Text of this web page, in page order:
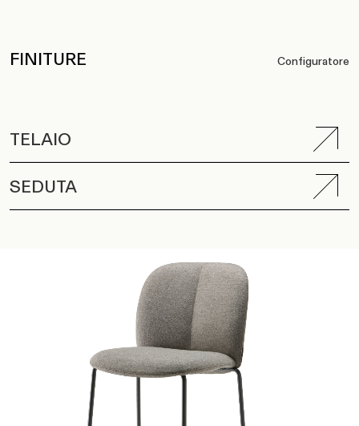
FINITURE Configuratore
TELAIO
SEDUTA